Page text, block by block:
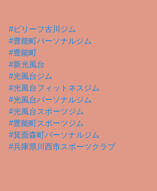
#ビリーフ古川ジム
#豊能町パーソナルジム
#豊能町
#新光風台
#光風台ジム
#光風台フィットネスジム
#光風台パーソナルジム
#光風台スポーツジム
#豊能町スポーツジム
#箕面森町パーソナルジム
#兵庫県川西市スポーツクラブ